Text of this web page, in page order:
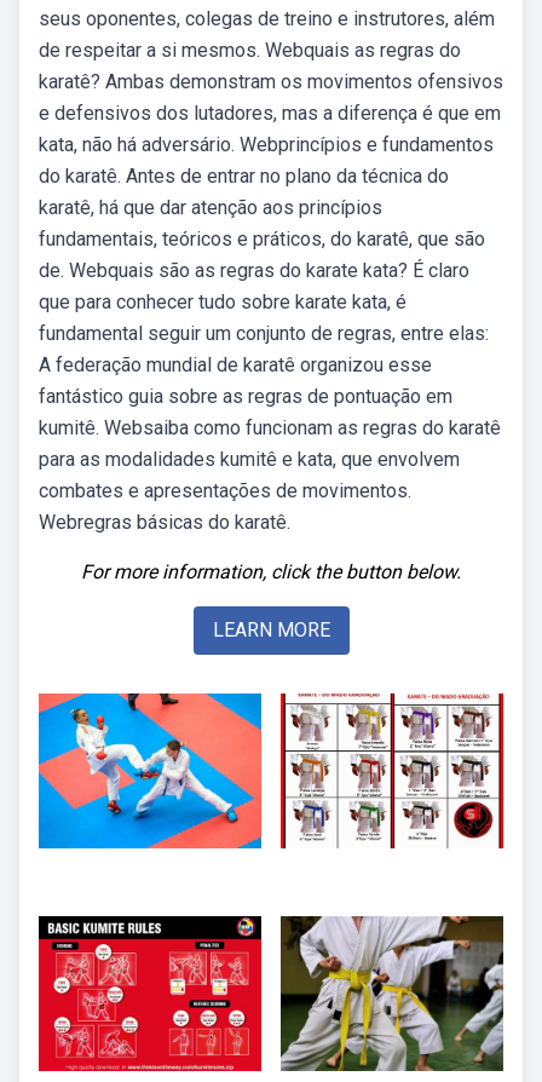
seus oponentes, colegas de treino e instrutores, além
de respeitar a si mesmos. Webquais as regras do
karatê? Ambas demonstram os movimentos ofensivos
e defensivos dos lutadores, mas a diferença é que em
kata, não há adversário. Webprincípios e fundamentos
do karatê. Antes de entrar no plano da técnica do
karatê, há que dar atenção aos princípios
fundamentais, teóricos e práticos, do karatê, que são
de. Webquais são as regras do karate kata? É claro
que para conhecer tudo sobre karate kata, é
fundamental seguir um conjunto de regras, entre elas:
A federação mundial de karatê organizou esse
fantástico guia sobre as regras de pontuação em
kumitê. Websaiba como funcionam as regras do karatê
para as modalidades kumitê e kata, que envolvem
combates e apresentações de movimentos.
Webregras básicas do karatê.
For more information, click the button below.
LEARN MORE